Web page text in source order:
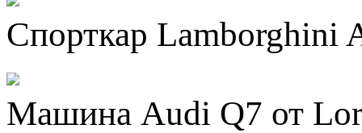
Спорткар Lamborghini
Машина Audi Q7 от